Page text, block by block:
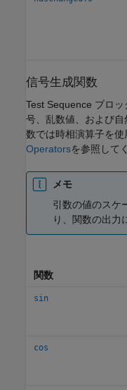
信号生成関数
Test Sequence ブロ
号、乱数値、および
数では時相演算子を使
Operatorsを参照して
メモ
引数の値のスケ
り、関数の出力
関数
sin
cos